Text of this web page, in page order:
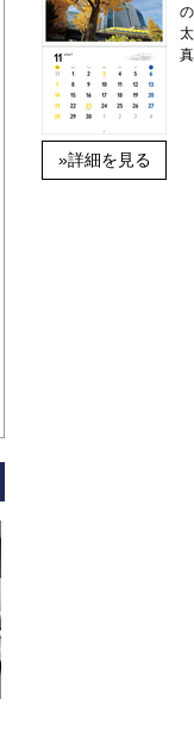
»詳細を見る